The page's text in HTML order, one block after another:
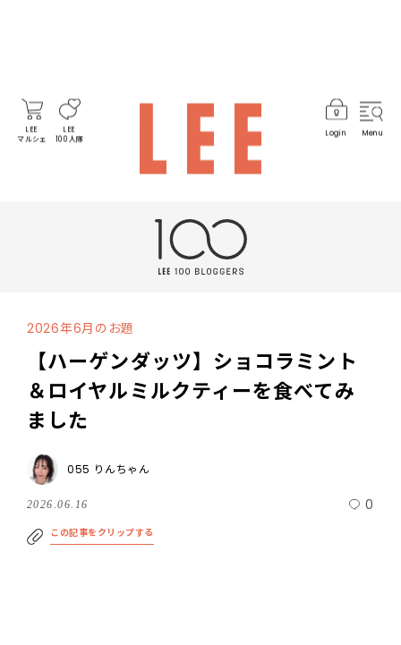
LEE
マルシェ
LEE
100人隊
Login Menu
2026年6月のお題
【ハーゲンダッツ】ショコラミント
＆ロイヤルミルクティーを食べてみ
ました
055 りんちゃん
2026.06.16 0
この記事をクリップする